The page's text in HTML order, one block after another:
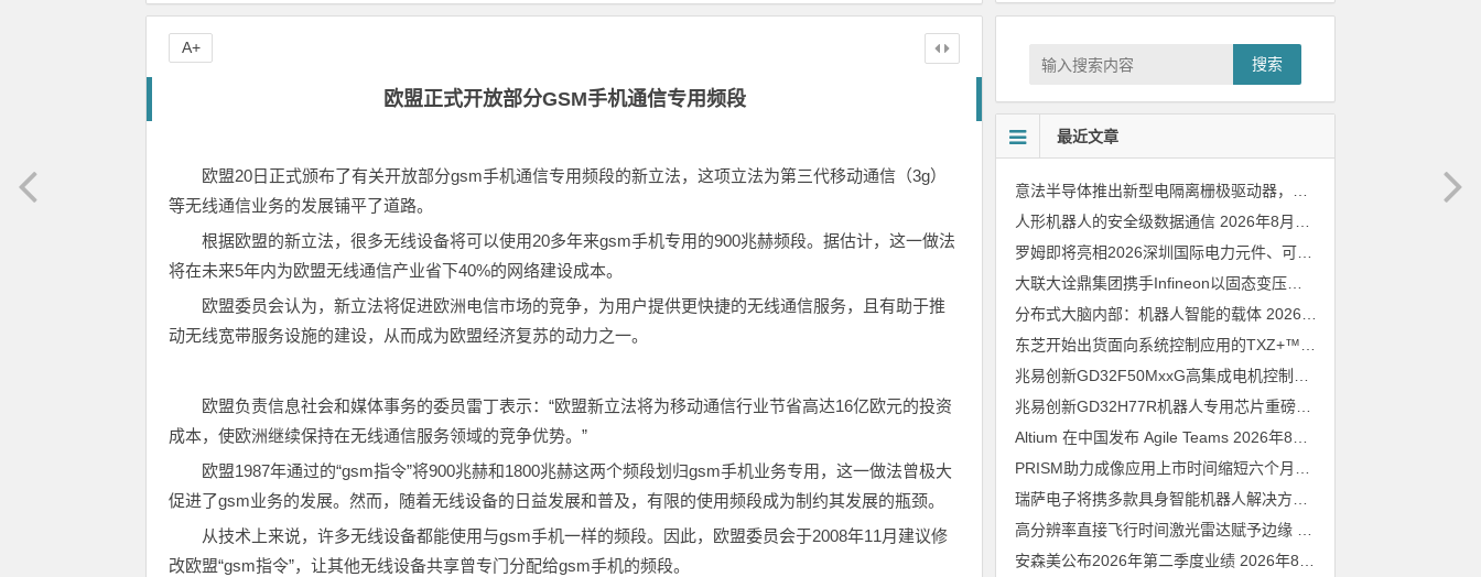
欧盟正式开放部分GSM手机通信专用频段
欧盟20日正式颁布了有关开放部分gsm手机通信专用频段的新立法，这项立法为第三代移动通信（3g）
等无线通信业务的发展铺平了道路。
根据欧盟的新立法，很多无线设备将可以使用20多年来gsm手机专用的900兆赫频段。据估计，这一做法
将在未来5年内为欧盟无线通信产业省下40%的网络建设成本。
欧盟委员会认为，新立法将促进欧洲电信市场的竞争，为用户提供更快捷的无线通信服务，且有助于推
动无线宽带服务设施的建设，从而成为欧盟经济复苏的动力之一。
欧盟负责信息社会和媒体事务的委员雷丁表示：“欧盟新立法将为移动通信行业节省高达16亿欧元的投资
成本，使欧洲继续保持在无线通信服务领域的竞争优势。”
欧盟1987年通过的“gsm指令”将900兆赫和1800兆赫这两个频段划归gsm手机业务专用，这一做法曾极大
促进了gsm业务的发展。然而，随着无线设备的日益发展和普及，有限的使用频段成为制约其发展的瓶颈。
从技术上来说，许多无线设备都能使用与gsm手机一样的频段。因此，欧盟委员会于2008年11月建议修
改欧盟“gsm指令”，让其他无线设备共享曾专门分配给gsm手机的频段。
A+
搜索
最近文章
人形机器人的安全级数据通信 2026年8月8日
罗姆即将亮相2026深圳国际电力元件、可再生能源管理展览会暨研讨会
大联大诠鼎集团携手Infineon以固态变压器重构配电效率新标杆
分布式大脑内部：机器人智能的载体 2026年8月6日
兆易创新GD32H77R机器人专用芯片重磅亮相，精准赋能伺服驱动与关节控制
Altium 在中国发布 Agile Teams 2026年8月6日
安森美公布2026年第二季度业绩 2026年8月6日